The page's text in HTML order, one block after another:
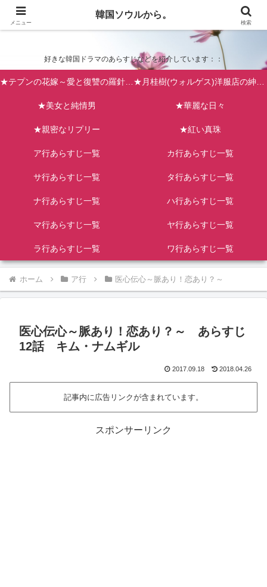
韓国ソウルから。
好きな韓国ドラマのあらすじなどを紹介しています：：
★テプンの花嫁～愛と復讐の羅針盤（台風の新婦） ★月桂樹(ウォルゲス)洋服店の紳士たち
★美女と純情男 ★華麗な日々
★親密なリプリー ★紅い真珠
ア行あらすじ一覧 カ行あらすじ一覧
サ行あらすじ一覧 タ行あらすじ一覧
ナ行あらすじ一覧 ハ行あらすじ一覧
マ行あらすじ一覧 ヤ行あらすじ一覧
ラ行あらすじ一覧 ワ行あらすじ一覧
ホーム ア行 医心伝心～脈あり！恋あり？～
医心伝心～脈あり！恋あり？～ あらすじ
12話 キム・ナムギル
2017.09.18 2018.04.26
記事内に広告リンクが含まれています。
スポンサーリンク
メニュー
韓国ソウルから。
検索